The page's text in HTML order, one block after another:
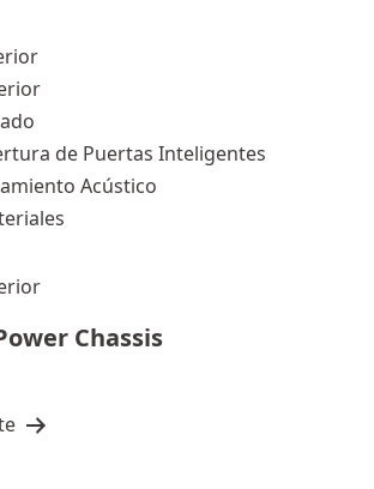
de Puertas Inteligentes
Acústico
Chassis